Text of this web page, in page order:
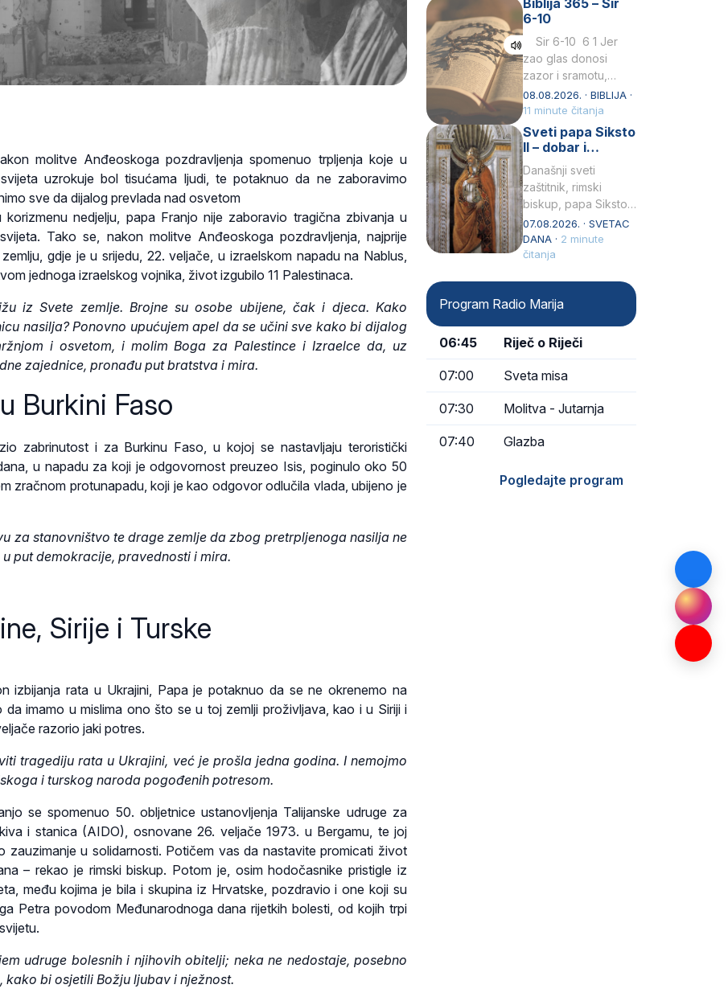
molitve Anđeoskoga pozdravljenja spomenuo trpljenja koje u
uzrokuje bol tisućama ljudi, te potaknuo da ne zaboravimo
sve da dijalog prevlada nad osvetom
nedjelju, papa Franjo nije zaboravio tragična zbivanja u
Tako se, nakon molitve Anđeoskoga pozdravljenja, najprije
gdje je u srijedu, 22. veljače, u izraelskom napadu na Nablus,
jednoga izraelskog vojnika, život izgubilo 11 Palestinaca.
iz Svete zemlje. Brojne su osobe ubijene, čak i djeca. Kako
nasilja? Ponovno upućujem apel da se učini sve kako bi dijalog
i osvetom, i molim Boga za Palestince i Izraelce da, uz
zajednice, pronađu put bratstva i mira.
Burkini Faso
zabrinutost i za Burkinu Faso, u kojoj se nastavljaju teroristički
u napadu za koji je odgovornost preuzeo Isis, poginulo oko 50
zračnom protunapadu, koji je kao odgovor odlučila vlada, ubijeno je
za stanovništvo te drage zemlje da zbog pretrpljenoga nasilja ne
put demokracije, pravednosti i mira.
Sirije i Turske
izbijanja rata u Ukrajini, Papa je potaknuo da se ne okrenemo na
da imamo u mislima ono što se u toj zemlji proživljava, kao i u Siriji i
razorio jaki potres.
tragediju rata u Ukrajini, već je prošla jedna godina. I nemojmo
i turskog naroda pogođenih potresom.
se spomenuo 50. obljetnice ustanovljenja Talijanske udruge za
i stanica (AIDO), osnovane 26. veljače 1973. u Bergamu, te joj
zauzimanje u solidarnosti. Potičem vas da nastavite promicati život
– rekao je rimski biskup. Potom je, osim hodočasnike pristigle iz
među kojima je bila i skupina iz Hrvatske, pozdravio i one koji su
Petra povodom Međunarodnoga dana rijetkih bolesti, od kojih trpi
udruge bolesnih i njihovih obitelji; neka ne nedostaje, posebno
kako bi osjetili Božju ljubav i nježnost.
Praedicatorum – OP).
Svojim životom,
dubokom ljubavlju
prema Kristu…
Biblija 365 – Sir
6-10
Sir 6-10 6 1 Jer
zao glas donosi
zazor i sramotu,
kako to biva
grešniku
licemjernom.2 Ne
predaj se u…
08.08.2026. · BIBLIJA ·
11 minute čitanja
Sveti papa Siksto
II – dobar i
miroljubiv pastir
Današnji sveti
zaštitnik, rimski
biskup, papa Siksto
(Sixtus) II, prema
knjizi Liber
Pontificalis bio je
Obnovio je odnose s
afričkim…
07.08.2026. · SVETAC
DANA · 2 minute
čitanja
Program Radio Marija
06:45 Riječ o Riječi
07:00 Sveta misa
07:30 Molitva - Jutarnja
07:40 Glazba
Pogledajte program